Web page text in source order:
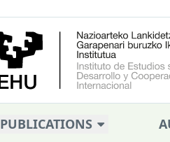
PUBLICATIONS